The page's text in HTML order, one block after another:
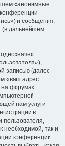
«анонимные
и сообщения,
(в дальнейшем
записью (далее
«ваш адрес
на форумах
нам услуги
в
пользователя,
необходимой, так и
конференции